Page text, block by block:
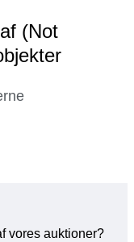
(Not
vores auktioner?